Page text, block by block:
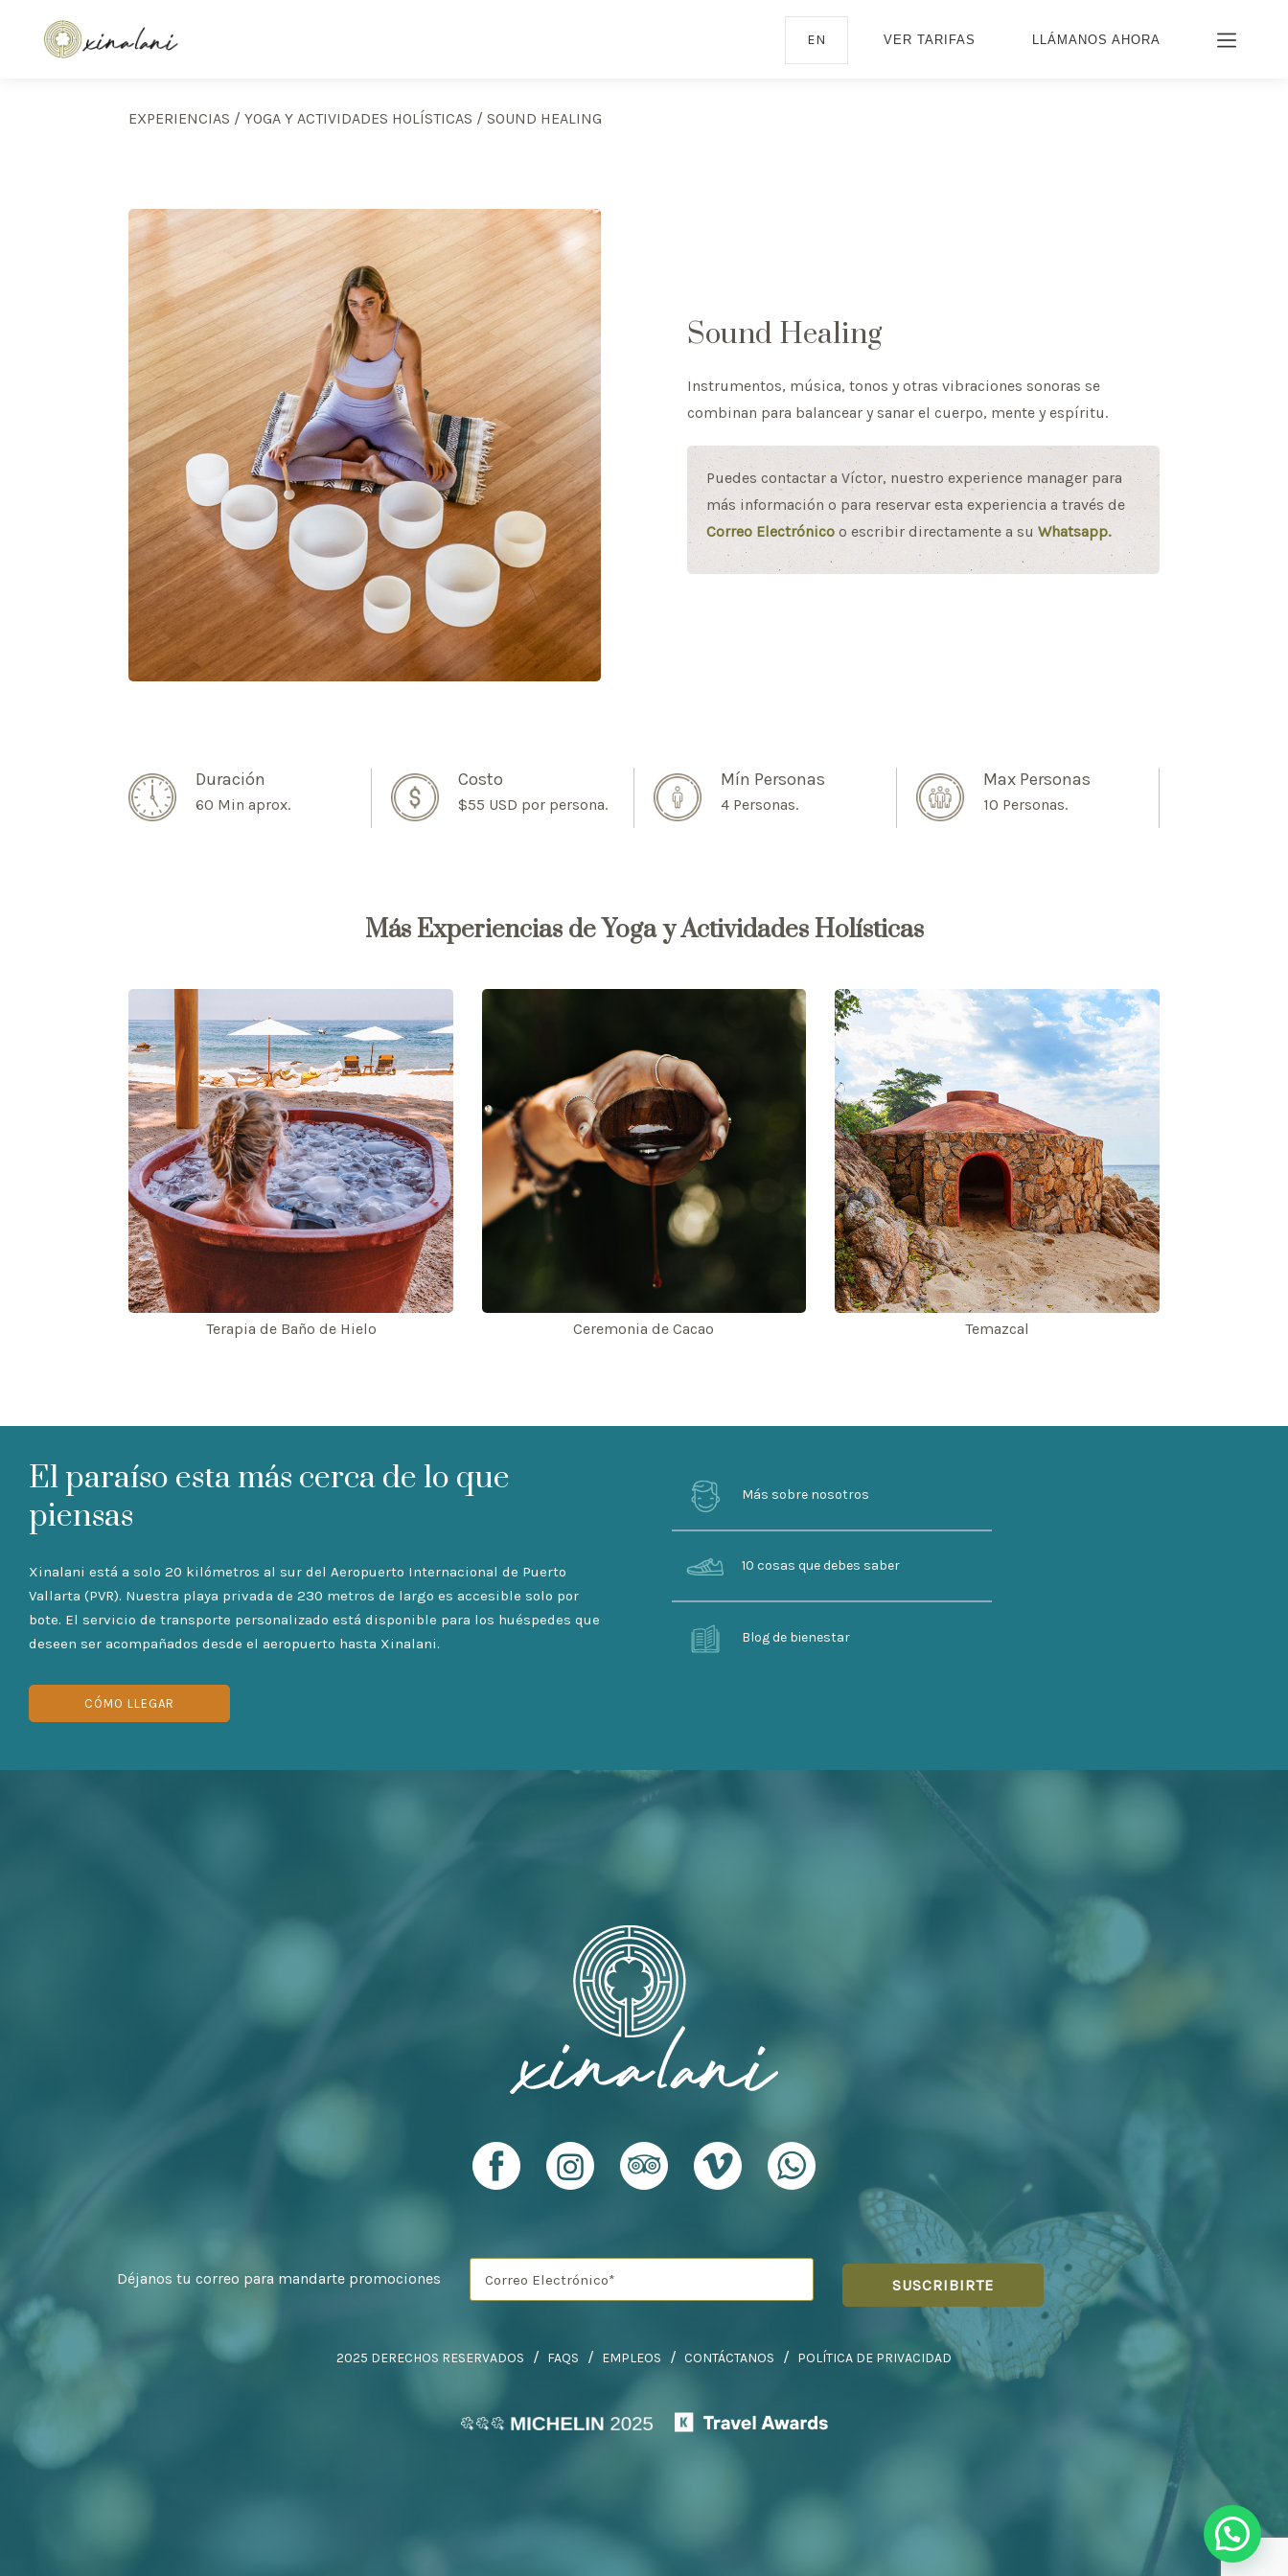
EN VER TARIFAS LLÁMANOS AHORA
EXPERIENCIAS /YOGA Y ACTIVIDADES HOLÍSTICAS /SOUND HEALING
Sound Healing
Instrumentos, música, tonos y otras vibraciones sonoras se
combinan para balancear y sanar el cuerpo, mente y espíritu.
Puedes contactar a Víctor, nuestro experience manager para
más información o para reservar esta experiencia a través de
Correo Electrónico o escribir directamente a su Whatsapp.
Duración
60 Min aprox.
Costo
$55 USD por persona.
Mín Personas
4 Personas.
Max Personas
10 Personas.
Más Experiencias de Yoga y Actividades Holísticas
Terapia de Baño de Hielo Ceremonia de Cacao Temazcal
El paraíso esta más cerca de lo que
piensas
Xinalani está a solo 20 kilómetros al sur del Aeropuerto Internacional de Puerto
Vallarta (PVR). Nuestra playa privada de 230 metros de largo es accesible solo por
bote. El servicio de transporte personalizado está disponible para los huéspedes que
deseen ser acompañados desde el aeropuerto hasta Xinalani.
CÓMO LLEGAR
Más sobre nosotros
10 cosas que debes saber
Blog de bienestar
Déjanos tu correo para mandarte promociones
2025 DERECHOS RESERVADOS FAQS EMPLEOS CONTÁCTANOS POLÍTICA DE PRIVACIDAD